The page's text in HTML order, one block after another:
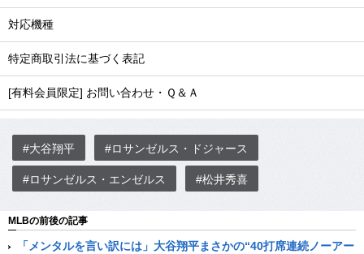
対応機種
特定商取引法に基づく表記
[有料会員限定] お問い合わせ・Ｑ＆Ａ
#大谷翔平 #ロサンゼルス・ドジャース
#ロサンゼルス・エンゼルス #松井秀喜
MLBの前後の記事
「メンタルを言い訳には」大谷翔平まさかの“40打席連続ノーアー